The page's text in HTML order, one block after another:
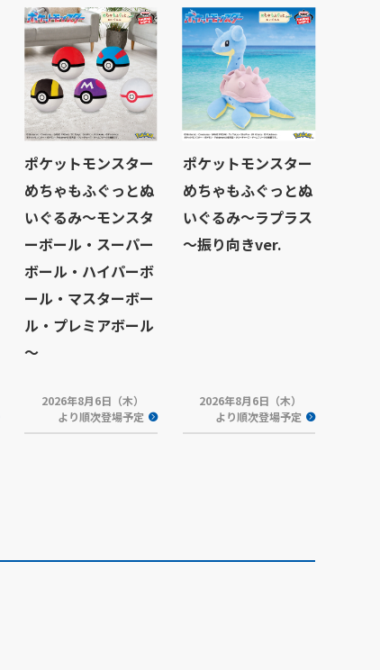
ポケットモンスター
めちゃもふぐっとぬ
いぐるみ～モンスタ
ーボール・スーパー
ボール・ハイパーボ
ール・マスターボー
ル・プレミアボール
～
2026年8月6日（木）
より順次登場予定
ポケットモンスター
めちゃもふぐっとぬ
いぐるみ～ラプラス
～振り向きver.
2026年8月6日（木）
より順次登場予定